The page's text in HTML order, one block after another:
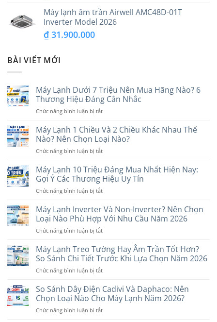
Máy lạnh âm trần Airwell AMC48D-01T
Inverter Model 2026
₫ 31.900.000
BÀI VIẾT MỚI
Máy Lạnh Dưới 7 Triệu Nên Mua Hãng Nào? 6
Thương Hiệu Đáng Cân Nhắc
Chức năng bình luận bị tắtở
Lạnh
Dưới
7
Triệu
Mua
Hãng
Nào?
6
Hiệu
Đáng
Nhắc
Máy Lạnh 1 Chiều Và 2 Chiều Khác Nhau Thế
Nào? Nên Chọn Loại Nào?
Chức năng bình luận bị tắtở
Lạnh
1
Chiều
Và
Chiều
Khác
Thế
Nên
Chọn
Nào?
Máy Lạnh 10 Triệu Đáng Mua Nhất Hiện Nay:
Gợi Ý Các Thương Hiệu Uy Tín
Chức năng bình luận bị tắtở
Lạnh
10
Triệu
Đáng
Nhất
Hiện
Gợi
Các
Thương
Uy
Máy Lạnh Inverter Và Non-Inverter? Nên Chọn
Loại Nào Phù Hợp Với Nhu Cầu Năm 2026
Chức năng bình luận bị tắtở
Lạnh
Inverter
Và
Non-
Nên
Chọn
Nào
Máy Lạnh Treo Tường Hay Âm Trần Tốt Hơn?
So Sánh Chi Tiết Trước Khi Lựa Chọn Năm 2026
Chức năng bình luận bị tắtở
Lạnh
Treo
Tường
Hay
So Sánh Dây Điện Cadivi Và Daphaco: Nên
Chọn Loại Nào Cho Máy Lạnh Năm 2026?
Chức năng bình luận bị tắtở